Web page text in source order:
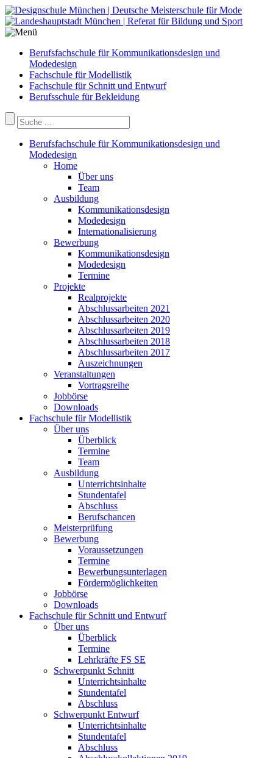
Berufsfachschule für Kommunikationsdesign und
Modedesign
Fachschule für Modellistik
Fachschule für Schnitt und Entwurf
Berufsschule für Bekleidung
Berufsfachschule für Kommunikationsdesign und
Modedesign
Home
Über uns
Team
Ausbildung
Kommunikationsdesign
Modedesign
Internationalisierung
Bewerbung
Kommunikationsdesign
Modedesign
Termine
Projekte
Realprojekte
Abschlussarbeiten 2021
Abschlussarbeiten 2020
Abschlussarbeiten 2019
Abschlussarbeiten 2018
Abschlussarbeiten 2017
Auszeichnungen
Veranstaltungen
Vortragsreihe
Jobbörse
Downloads
Fachschule für Modellistik
Über uns
Überblick
Termine
Team
Ausbildung
Unterrichtsinhalte
Stundentafel
Abschluss
Berufschancen
Meisterprüfung
Bewerbung
Voraussetzungen
Termine
Bewerbungsunterlagen
Fördermöglichkeiten
Jobbörse
Downloads
Fachschule für Schnitt und Entwurf
Über uns
Überblick
Termine
Lehrkräfte FS SE
Schwerpunkt Schnitt
Unterrichtsinhalte
Stundentafel
Abschluss
Schwerpunkt Entwurf
Unterrichtsinhalte
Stundentafel
Abschluss